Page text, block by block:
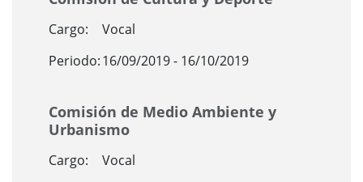
Cargo:
Vocal
Periodo:16/09/2019 - 16/10/2019
Comisión de Medio Ambiente y
Urbanismo
Cargo:
Vocal